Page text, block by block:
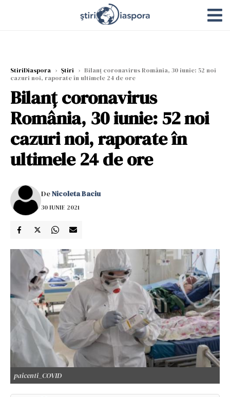
StiriDiaspora › Știri › Bilanț coronavirus România, 30 iunie: 52 noi
cazuri noi, raporate în ultimele 24 de ore
Bilanț coronavirus
România, 30 iunie: 52 noi
cazuri noi, raporate în
ultimele 24 de ore
DeNicoleta Baciu
30 IUNIE 2021
paicenti_COVID